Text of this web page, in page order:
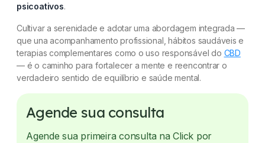
psicoativos.
Cultivar a serenidade e adotar uma abordagem integrada —
que una acompanhamento profissional, hábitos saudáveis e
terapias complementares como o uso responsável do CBD
— é o caminho para fortalecer a mente e reencontrar o
verdadeiro sentido de equilíbrio e saúde mental.
Agende sua consulta
Agende sua primeira consulta na Click por